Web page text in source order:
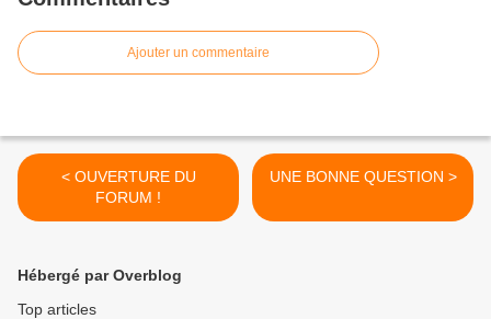
Ajouter un commentaire
< OUVERTURE DU
FORUM !
UNE BONNE QUESTION >
Hébergé par Overblog
Top articles